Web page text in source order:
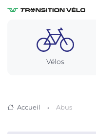
Vélos
Accueil Abus